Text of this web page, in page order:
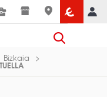
Bizkaia